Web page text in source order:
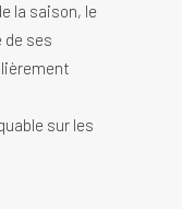
la saison, le
de ses
sur les